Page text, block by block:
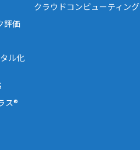
評価
ル化
ス®
クラウドコンピューティング